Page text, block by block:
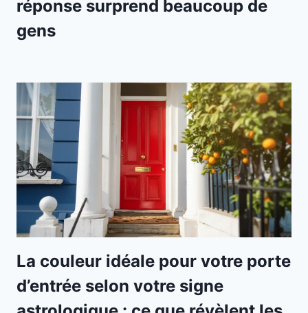
réponse surprend beaucoup de
gens
La couleur idéale pour votre porte
d’entrée selon votre signe